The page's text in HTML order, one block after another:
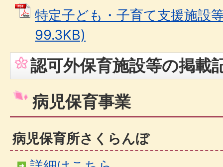
特定子ども・子育て支援施設
99.3KB)
認可外保育施設等の掲載
病児保育事業
病児保育所さくらんぼ